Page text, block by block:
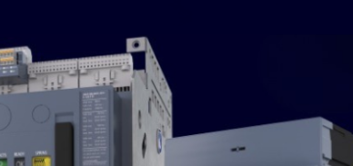
Marca
00A1E
DEL
INTELLIGENT
BARCODE
Monterrey 1